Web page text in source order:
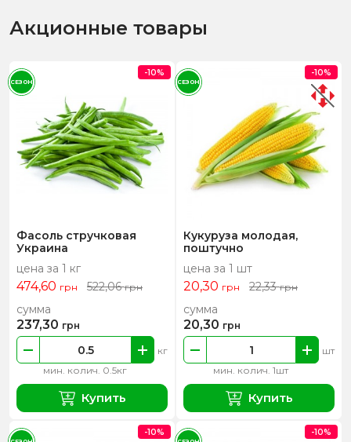
Акционные товары
Фасоль стручковая
Украина
цена за 1 кг
474,60 грн 522,06грн
мин. колич. 0.5кг
кг
сумма
237,30 грн
Купить
-10%
СЕЗОН
Кукуруза молодая,
поштучно
цена за 1 шт
20,30 грн 22,33грн
мин. колич. 1шт
шт
сумма
20,30 грн
Купить
-10%
СЕЗОН
-10% -10%